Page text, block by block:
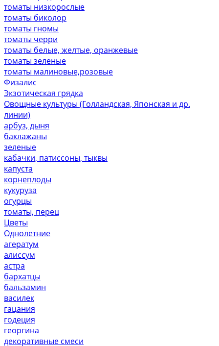
томаты низкорослые
томаты биколор
томаты гномы
томаты черри
томаты белые, желтые, оранжевые
томаты зеленые
томаты малиновые,розовые
Физалис
Экзотическая грядка
Овощные культуры (Голландская, Японская и др.
линии)
арбуз, дыня
баклажаны
зеленые
кабачки, патиссоны, тыквы
капуста
корнеплоды
кукуруза
огурцы
томаты, перец
Цветы
Однолетние
агератум
алиссум
астра
бархатцы
бальзамин
василек
гацания
годеция
георгина
декоративные смеси